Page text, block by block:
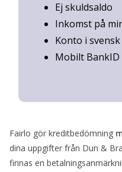
Ej skuldsaldo
Inkomst på
Konto i
Mobilt BankID
Fairlo gör kreditbedömning
dina uppgifter från Dun &
finnas en